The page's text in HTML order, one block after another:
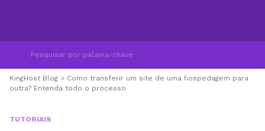
KingHost Blog > Como transferir um site de uma hospedagem para
outra? Entenda todo o processo
TUTORIAIS